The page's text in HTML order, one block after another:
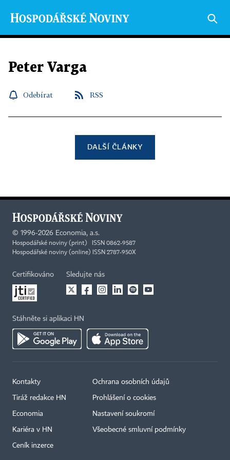
Peter Varga
Odebírat RSS
DALŠÍ ČLÁNKY
© 1996-2026 Economia, a.s.
Hospodářské noviny (print) ISSN 0862-9587
Hospodářské noviny (online) ISSN 2787-950X
Certifikováno Sledujte nás
Stáhněte si aplikaci HN
Kontakty
Tiráž redakce HN
Economia
Kariéra v HN
Ceník inzerce
Ochrana osobních údajů
Prohlášení o cookies
Nastavení soukromí
Všeobecné smluvní podmínky